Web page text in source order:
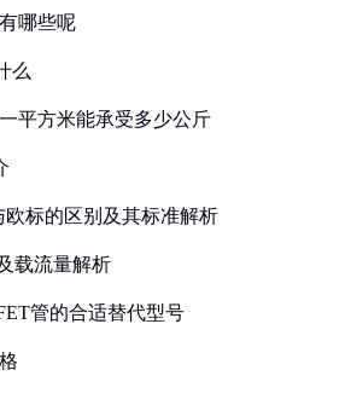
哪些呢
么
平方米能承受多少公斤
欧标的区别及其标准解析
载流量解析
管的合适替代型号